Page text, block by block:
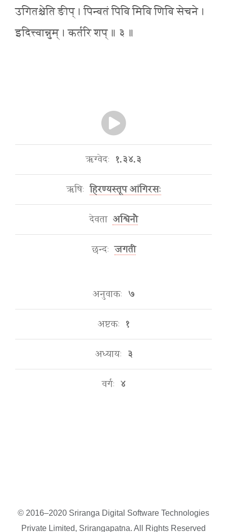
उगितश्चेति ङीप् । पिन्वतं पिवि मिवि णिवि सेचने ।
इदित्त्वान्नुम् । कर्तरि शप् ॥ ३ ॥
ऋग्वेदः १.३४.३
ऋषिः हिरण्यस्तूप आंगिरसः
देवता अश्विनौ
छन्दः जगती
अनुवाकः ७
अष्टकः १
अध्यायः ३
वर्गः ४
© 2016–2020 Sriranga Digital Software Technologies
Private Limited, Srirangapatna. All Rights Reserved